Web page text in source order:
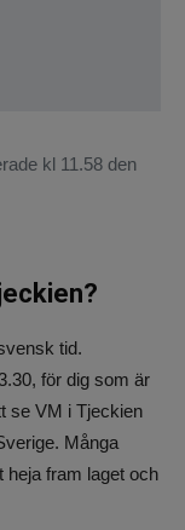
kl 11.58 den
tid.
för dig som är
se VM i Tjeckien
Många
heja fram laget och